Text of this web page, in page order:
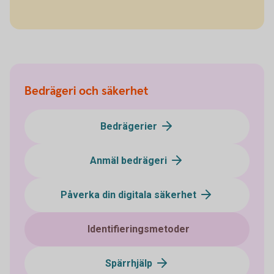
Bedrägeri och säkerhet
Bedrägerier
Anmäl bedrägeri
Påverka din digitala säkerhet
Identifieringsmetoder
Spärrhjälp